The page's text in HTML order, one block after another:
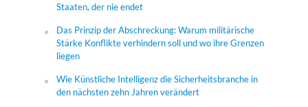
Staaten, der nie endet
Das Prinzip der Abschreckung: Warum militärische
Stärke Konflikte verhindern soll und wo ihre Grenzen
liegen
Wie Künstliche Intelligenz die Sicherheitsbranche in
den nächsten zehn Jahren verändert